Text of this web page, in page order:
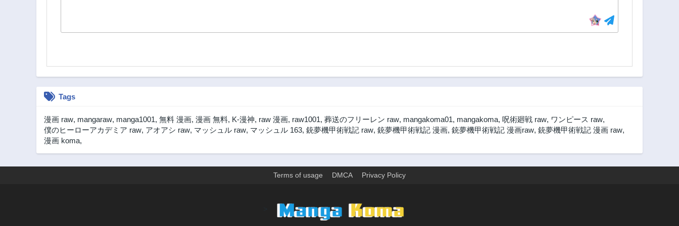
Tags
漫画 raw, mangaraw, manga1001, 無料 漫画, 漫画 無料, K-漫神, raw 漫画, raw1001, 葬送のフリーレン raw, mangakoma01, mangakoma, 呪術廻戦 raw, ワンピース raw,
僕のヒーローアカデミア raw, アオアシ raw, マッシュル raw, マッシュル 163, 銃夢機甲術戦記 raw, 銃夢機甲術戦記 漫画, 銃夢機甲術戦記 漫画raw, 銃夢機甲術戦記 漫画 raw,
漫画 koma,
Terms of usage DMCA Privacy Policy